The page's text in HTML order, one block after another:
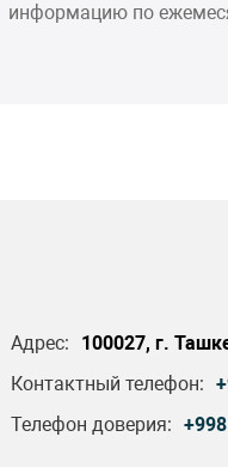
информацию по
Адрес:
100027, г.
Контактный телефон:
Телефон доверия: